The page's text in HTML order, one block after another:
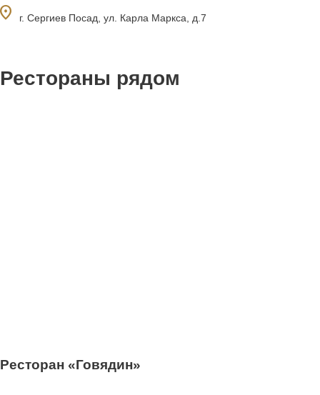
г. Сергиев Посад, ул. Карла Маркса, д.7
Рестораны рядом
Ресторан «Говядин»